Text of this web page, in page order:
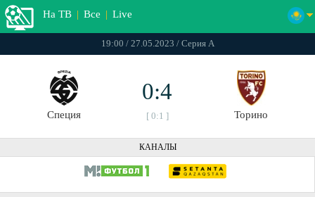
На ТВ | Все | Live
19:00 / 27.05.2023 / Серия А
Специя
0:4
[ 0:1 ] Торино
КАНАЛЫ